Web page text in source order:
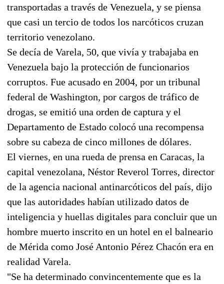
transportadas a través de Venezuela, y se piensa
que casi un tercio de todos los narcóticos cruzan
territorio venezolano.
Se decía de Varela, 50, que vivía y trabajaba en
Venezuela bajo la protección de funcionarios
corruptos. Fue acusado en 2004, por un tribunal
federal de Washington, por cargos de tráfico de
drogas, se emitió una orden de captura y el
Departamento de Estado colocó una recompensa
sobre su cabeza de cinco millones de dólares.
El viernes, en una rueda de prensa en Caracas, la
capital venezolana, Néstor Reverol Torres, director
de la agencia nacional antinarcóticos del país, dijo
que las autoridades habían utilizado datos de
inteligencia y huellas digitales para concluir que un
hombre muerto inscrito en un hotel en el balneario
de Mérida como José Antonio Pérez Chacón era en
realidad Varela.
"Se ha determinado convincentemente que es la